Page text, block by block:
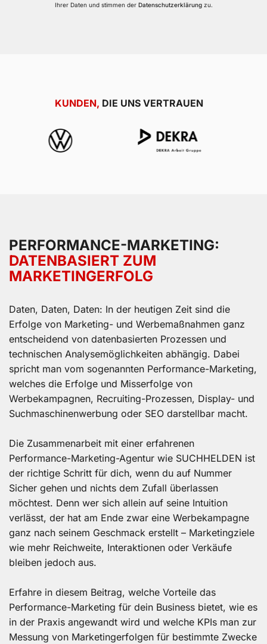
Ihrer Daten und stimmen der Datenschutzerklärungzu.
KUNDEN, DIE UNS VERTRAUEN
PERFORMANCE-MARKETING:
DATENBASIERT ZUM
MARKETINGERFOLG
Daten, Daten, Daten: In der heutigen Zeit sind die
Erfolge von Marketing- und Werbemaßnahmen ganz
entscheidend von datenbasierten Prozessen und
technischen Analysemöglichkeiten abhängig. Dabei
spricht man vom sogenannten Performance-Marketing,
welches die Erfolge und Misserfolge von
Werbekampagnen, Recruiting-Prozessen, Display- und
Suchmaschinenwerbung oder SEO darstellbar macht.
Die Zusammenarbeit mit einer erfahrenen
Performance-Marketing-Agentur wie SUCHHELDEN ist
der richtige Schritt für dich, wenn du auf Nummer
Sicher gehen und nichts dem Zufall überlassen
möchtest. Denn wer sich allein auf seine Intuition
verlässt, der hat am Ende zwar eine Werbekampagne
ganz nach seinem Geschmack erstellt – Marketingziele
wie mehr Reichweite, Interaktionen oder Verkäufe
bleiben jedoch aus.
Erfahre in diesem Beitrag, welche Vorteile das
Performance-Marketing für dein Business bietet, wie es
in der Praxis angewandt wird und welche KPIs man zur
Messung von Marketingerfolgen für bestimmte Zwecke